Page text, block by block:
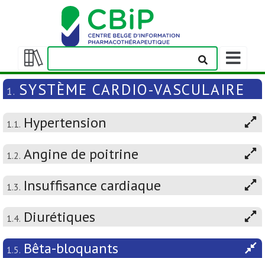
Afficher/masquer
la
table
matières
Afficher/
la
barre
de
navigation
1. SYSTÈME CARDIO-VASCULAIRE
1.1. Hypertension
1.2. Angine de poitrine
1.3. Insuffisance cardiaque
1.4. Diurétiques
1.5. Bêta-bloquants